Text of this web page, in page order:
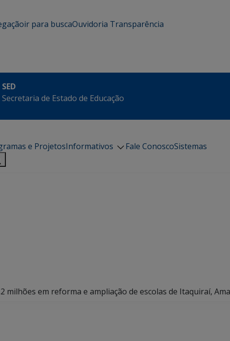
ir para buscaOuvidoria Transparência
SED
Secretaria de Estado de Educação
e ProjetosInformativos Fale ConoscoSistemas
milhões em reforma e ampliação de escolas de Itaquiraí,